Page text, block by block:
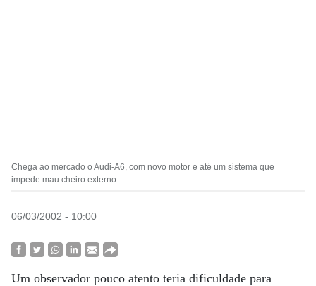
Chega ao mercado o Audi-A6, com novo motor e até um sistema que
impede mau cheiro externo
06/03/2002 - 10:00
Um observador pouco atento teria dificuldade para